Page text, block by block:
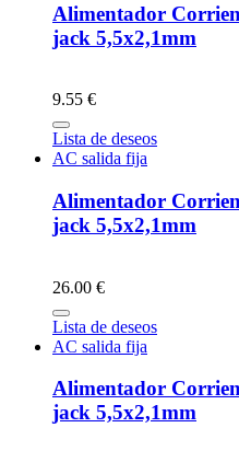
Alimentador
jack 5,5x2,1mm
9.55 €
Lista de deseos
AC salida fija
Alimentador
jack 5,5x2,1mm
26.00 €
Lista de deseos
AC salida fija
Alimentador
jack 5,5x2,1mm